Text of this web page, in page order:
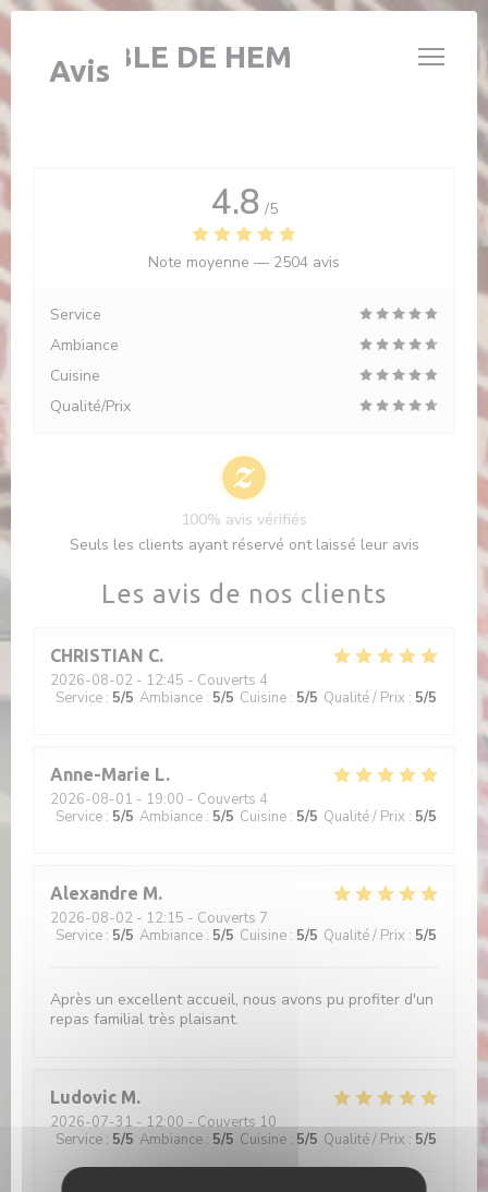
Personnalisation de vos choix en matière de cookies
L'ÉTABLE DE HEM
Avis
Les avis de nos clients
CHRISTIAN C
2026-08-02 - 12:45 - Couverts 4
Service : 5/5 Ambiance : 5/5 Cuisine : 5/5 Qualité / Prix : 5/5
Anne-Marie L
2026-08-01 - 19:00 - Couverts 4
Service : 5/5 Ambiance : 5/5 Cuisine : 5/5 Qualité / Prix : 5/5
Alexandre M
2026-08-02 - 12:15 - Couverts 7
Service : 5/5 Ambiance : 5/5 Cuisine : 5/5 Qualité / Prix : 5/5
Après un excellent accueil, nous avons pu profiter d'un
repas familial très plaisant.
Ludovic M
2026-07-31- 12:00 - Couverts 10
Service : 5/5 Ambiance : 5/5 Cuisine : 5/5 Qualité / Prix : 5/5
4.8 /5
Note moyenne — 2504 avis
Service
Ambiance
Cuisine
Qualité/Prix
100% avis vérifiés
Seuls les clients ayant réservé ont laissé leur avis